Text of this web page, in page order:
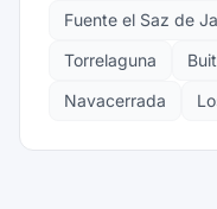
Fuente el Saz de
Torrelaguna
Navacerrada